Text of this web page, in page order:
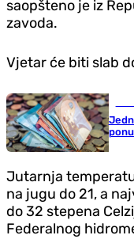
saopšteno je iz
zavoda.
Vjetar će biti slab
Jutarnja
na jugu do 21, a
do 32 stepena
Federalnog